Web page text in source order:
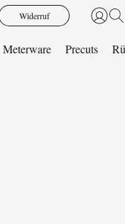
Widerruf
Meterware Precuts